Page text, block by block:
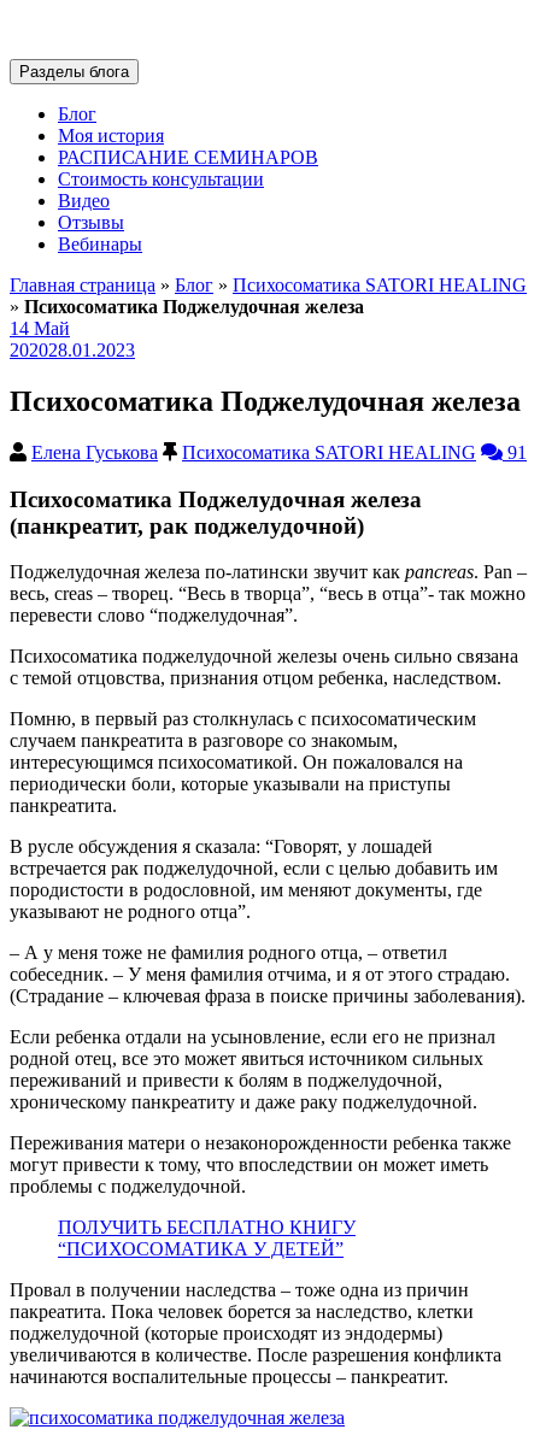
Разделы блога
Блог
Моя история
РАСПИСАНИЕ СЕМИНАРОВ
Стоимость консультации
Видео
Отзывы
Вебинары
Главная страница » Блог » Психосоматика SATORI HEALING
» Психосоматика Поджелудочная железа
14 Май
202028.01.2023
Психосоматика Поджелудочная железа
Елена Гуськова Психосоматика SATORI HEALING 91
Психосоматика Поджелудочная железа
(панкреатит, рак поджелудочной)
Поджелудочная железа по-латински звучит как pancreas. Pan –
весь, creas – творец. “Весь в творца”, “весь в отца”- так можно
перевести слово “поджелудочная”.
Психосоматика поджелудочной железы очень сильно связана
с темой отцовства, признания отцом ребенка, наследством.
Помню, в первый раз столкнулась с психосоматическим
случаем панкреатита в разговоре со знакомым,
интересующимся психосоматикой. Он пожаловался на
периодически боли, которые указывали на приступы
панкреатита.
В русле обсуждения я сказала: “Говорят, у лошадей
встречается рак поджелудочной, если с целью добавить им
породистости в родословной, им меняют документы, где
указывают не родного отца”.
– А у меня тоже не фамилия родного отца, – ответил
собеседник. – У меня фамилия отчима, и я от этого страдаю.
(Страдание – ключевая фраза в поиске причины заболевания).
Если ребенка отдали на усыновление, если его не признал
родной отец, все это может явиться источником сильных
переживаний и привести к болям в поджелудочной,
хроническому панкреатиту и даже раку поджелудочной.
Переживания матери о незаконорожденности ребенка также
могут привести к тому, что впоследствии он может иметь
проблемы с поджелудочной.
ПОЛУЧИТЬ БЕСПЛАТНО КНИГУ
“ПСИХОСОМАТИКА У ДЕТЕЙ”
Провал в получении наследства – тоже одна из причин
пакреатита. Пока человек борется за наследство, клетки
поджелудочной (которые происходят из эндодермы)
увеличиваются в количестве. После разрешения конфликта
начинаются воспалительные процессы – панкреатит.